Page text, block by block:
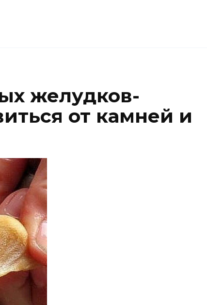
желудков-
от камней и